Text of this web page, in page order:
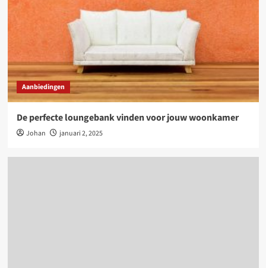
Aanbiedingen
De perfecte loungebank vinden voor jouw woonkamer
Johan januari 2, 2025